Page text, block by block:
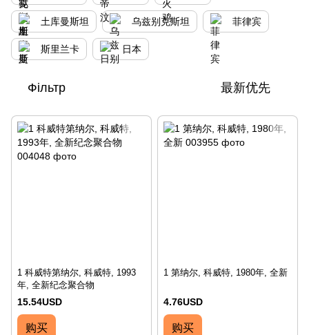
土库曼斯坦 乌兹别克斯坦 菲律宾
斯里兰卡 日本
Фільтр 最新优先
1 科威特第纳尔, 科威特, 1993
年, 全新纪念聚合物
15.54USD
购买
1 第纳尔, 科威特, 1980年, 全新
4.76USD
购买